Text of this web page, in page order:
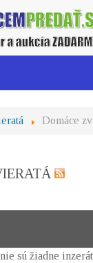
Domáce
sú žiadne